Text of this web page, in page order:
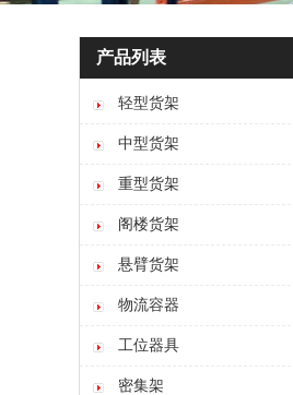
产品列表
轻型货架
中型货架
重型货架
阁楼货架
悬臂货架
物流容器
工位器具
密集架